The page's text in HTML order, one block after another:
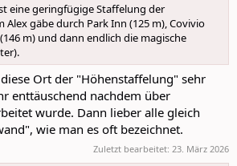
eine geringfügige Staffelung der
gäbe durch Park Inn (125 m), Covivio
m) und dann endlich die magische
Ort der "Höhenstaffelung" sehr
enttäuschend nachdem über
wurde. Dann lieber alle gleich
wie man es oft bezeichnet.
Zuletzt bearbeitet: 23. März 2026